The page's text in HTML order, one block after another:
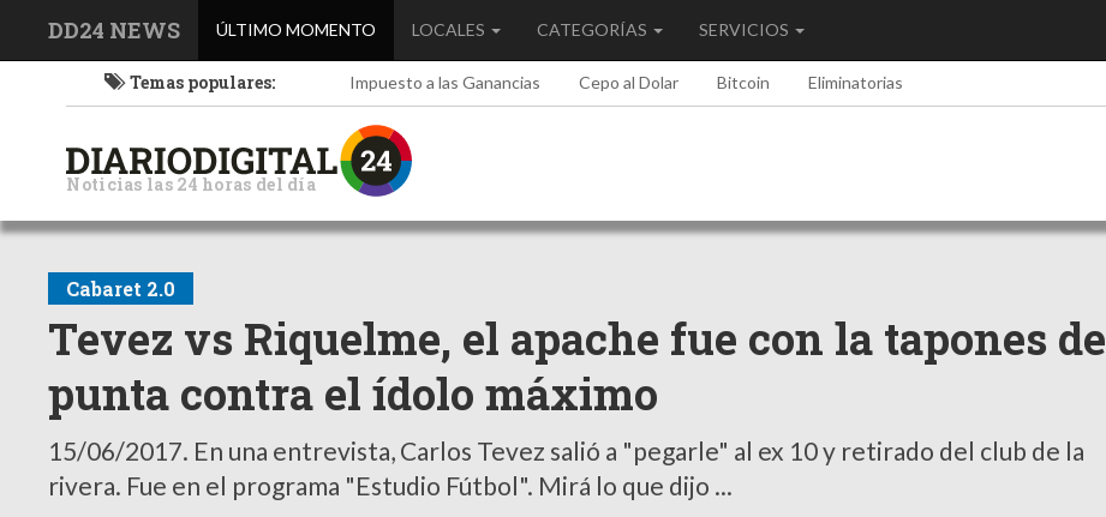
DD24 NEWS ÚLTIMO MOMENTO (current)LOCALES CATEGORÍAS SERVICIOS
Temas populares: Impuesto a las Ganancias Cepo al Dolar Bitcoin Eliminatorias
Noticias las 24 horas del día
Cabaret 2.0
Tevez vs Riquelme, el apache fue con la tapones de
punta contra el ídolo máximo
15/06/2017. En una entrevista, Carlos Tevez salió a "pegarle" al ex 10 y retirado del club de la
rivera. Fue en el programa "Estudio Fútbol". Mirá lo que dijo ...